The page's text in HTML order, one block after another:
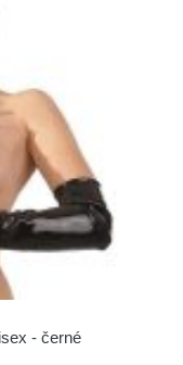
- černé